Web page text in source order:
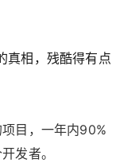
真相，残酷得有点
目，一年内90%
发者。